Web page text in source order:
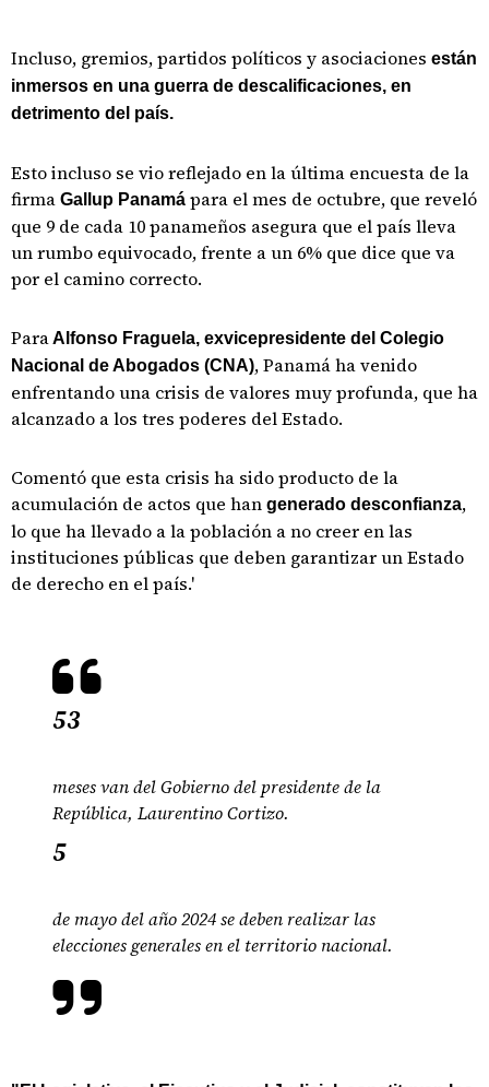
Incluso, gremios, partidos políticos y asociaciones están
inmersos en una guerra de descalificaciones, en
detrimento del país.
Esto incluso se vio reflejado en la última encuesta de la
firma Gallup Panamá para el mes de octubre, que reveló
que 9 de cada 10 panameños asegura que el país lleva
un rumbo equivocado, frente a un 6% que dice que va
por el camino correcto.
ParaAlfonso Fraguela, exvicepresidente del Colegio
Nacional de Abogados (CNA), Panamá ha venido
enfrentando una crisis de valores muy profunda, que ha
alcanzado a los tres poderes del Estado.
Comentó que esta crisis ha sido producto de la
acumulación de actos que han generado desconfianza,
lo que ha llevado a la población a no creer en las
instituciones públicas que deben garantizar un Estado
de derecho en el país.'
53
meses van del Gobierno del presidente de la
República, Laurentino Cortizo.
5
de mayo del año 2024 se deben realizar las
elecciones generales en el territorio nacional.